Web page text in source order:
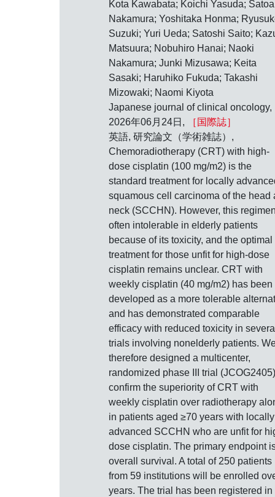
Kota Kawabata; Koichi Yasuda;
Nakamura; Yoshitaka Honma;
Suzuki; Yuri Ueda; Satoshi Saito;
Matsuura; Nobuhiro Hanai; Naoki
Nakamura; Junki Mizusawa; Keita
Sasaki; Haruhiko Fukuda; Takashi
Mizowaki; Naomi Kiyota
Japanese journal of clinical oncology,
2026年06月24日,
［国際誌］
英語, 研究論文（学術雑誌）,
Chemoradiotherapy (CRT) with high-
dose cisplatin (100 mg/m2) is the
standard treatment for locally
squamous cell carcinoma of the head
neck (SCCHN). However, this
often intolerable in elderly patients
because of its toxicity, and the optimal
treatment for those unfit for high-dose
cisplatin remains unclear. CRT with
weekly cisplatin (40 mg/m2) has been
developed as a more tolerable
and has demonstrated comparable
efficacy with reduced toxicity in
trials involving nonelderly patients.
therefore designed a multicenter,
randomized phase III trial
confirm the superiority of CRT with
weekly cisplatin over radiotherapy
in patients aged ≥70 years with locally
advanced SCCHN who are unfit for
dose cisplatin. The primary endpoint
overall survival. A total of 250 patients
from 59 institutions will be enrolled
years. The trial has been registered in